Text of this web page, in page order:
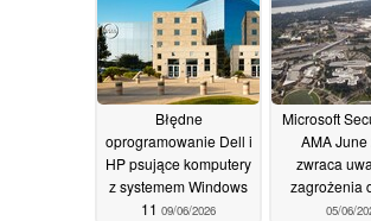
Błędne
oprogramowanie Dell i
HP psujące komputery
z systemem Windows
11 09/06/2026
Microsoft
AMA
zwraca
zagrożenia
05/06/